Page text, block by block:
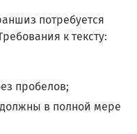
потребуется
к тексту:
пробелов;
в полной мере